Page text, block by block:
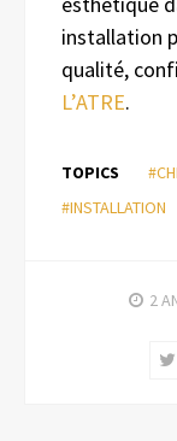
installation
qualité,
L’ATRE.
TOPICS
#INSTALLATION
2